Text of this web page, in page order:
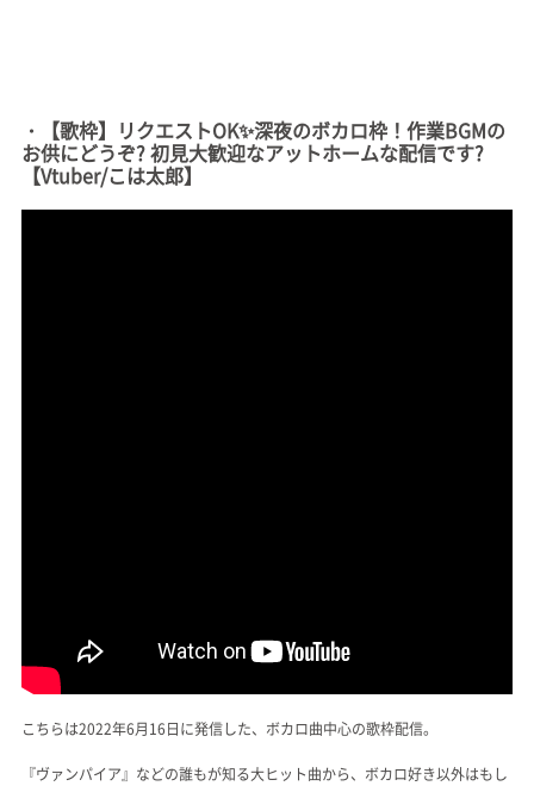
・【歌枠】リクエストOK✨深夜のボカロ枠！作業BGMの
お供にどうぞ? 初見大歓迎なアットホームな配信です?
【Vtuber/こは太郎】
こちらは2022年6月16日に発信した、ボカロ曲中心の歌枠配信。
『ヴァンパイア』などの誰もが知る大ヒット曲から、ボカロ好き以外はもし